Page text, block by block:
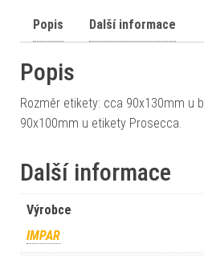
Popis Další informace
Popis
Rozměr etikety: cca 90x130mm u
90x100mm u etikety Prosecca.
Další informace
Výrobce
IMPAR